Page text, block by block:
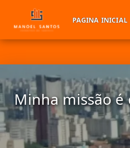
PAGINA INICIAL
Minha missão é